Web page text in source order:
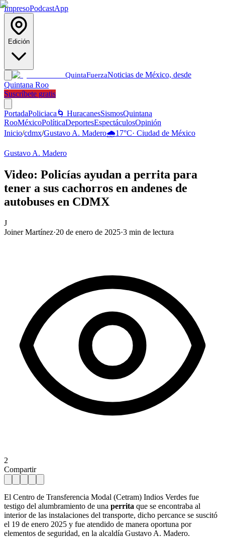
ImpresoPodcastApp
Edición
QuintaFuerzaNoticias de México, desde
Quintana Roo
Suscríbete gratis
PortadaPoliciaca 🌀 HuracanesSismosQuintana
RooMéxicoPolíticaDeportesEspectáculosOpinión
Inicio/cdmx/Gustavo A. Madero🌧️17°C· Ciudad de México
Gustavo A. Madero
Video: Policías ayudan a perrita para
tener a sus cachorros en andenes de
autobuses en CDMX
J
Joiner Martínez·20 de enero de 2025·3 min de lectura
2
Compartir
El Centro de Transferencia Modal (Cetram) Indios Verdes fue
testigo del alumbramiento de una perrita que se encontraba al
interior de las instalaciones del transporte, dicho percance se suscitó
el 19 de enero 2025 y fue atendido de manera oportuna por
elementos de seguridad, en la alcaldía Gustavo A. Madero.